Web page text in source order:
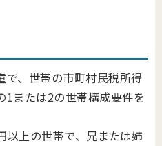
で、世帯の市町村民税所得
1または2の世帯構成要件を
上の世帯で、兄または姉